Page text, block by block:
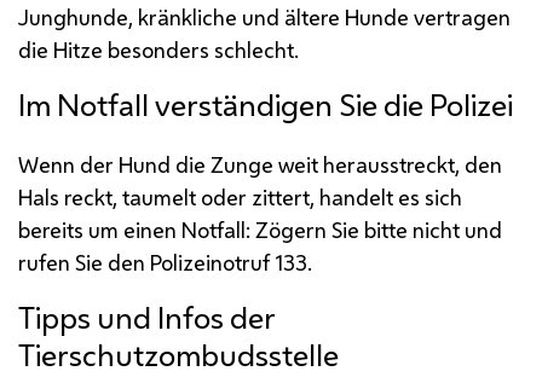
Junghunde, kränkliche und ältere Hunde vertragen
die Hitze besonders schlecht.
Im Notfall verständigen Sie die Polizei
Wenn der Hund die Zunge weit herausstreckt, den
Hals reckt, taumelt oder zittert, handelt es sich
bereits um einen Notfall: Zögern Sie bitte nicht und
rufen Sie den Polizeinotruf 133.
Tipps und Infos der
Tierschutzombudsstelle